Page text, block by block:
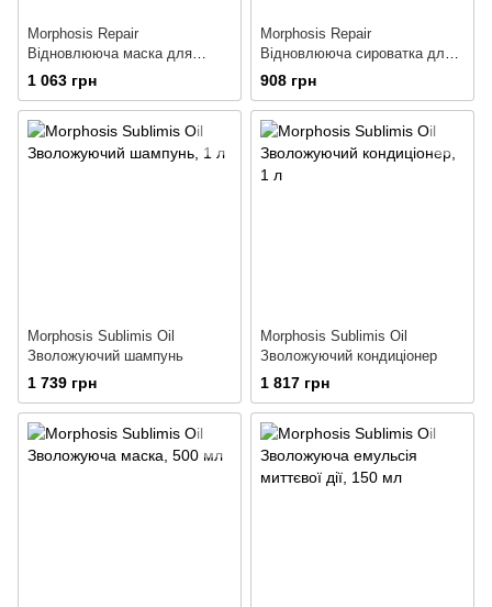
Morphosis Repair
Відновлююча маска для
волосся
1 063 грн
Morphosis Repair
Відновлююча сироватка для
волосся
908 грн
Morphosis Sublimis Oil
Зволожуючий шампунь
1 739 грн
Morphosis Sublimis Oil
Зволожуючий кондиціонер
1 817 грн